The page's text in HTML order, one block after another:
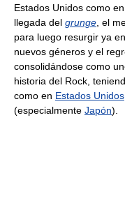
Estados Unidos como
llegada del grunge , el
para luego resurgir ya
nuevos géneros y el
consolidándose como
historia del Rock,
como en Estados Unidos
(especialmente Japón).